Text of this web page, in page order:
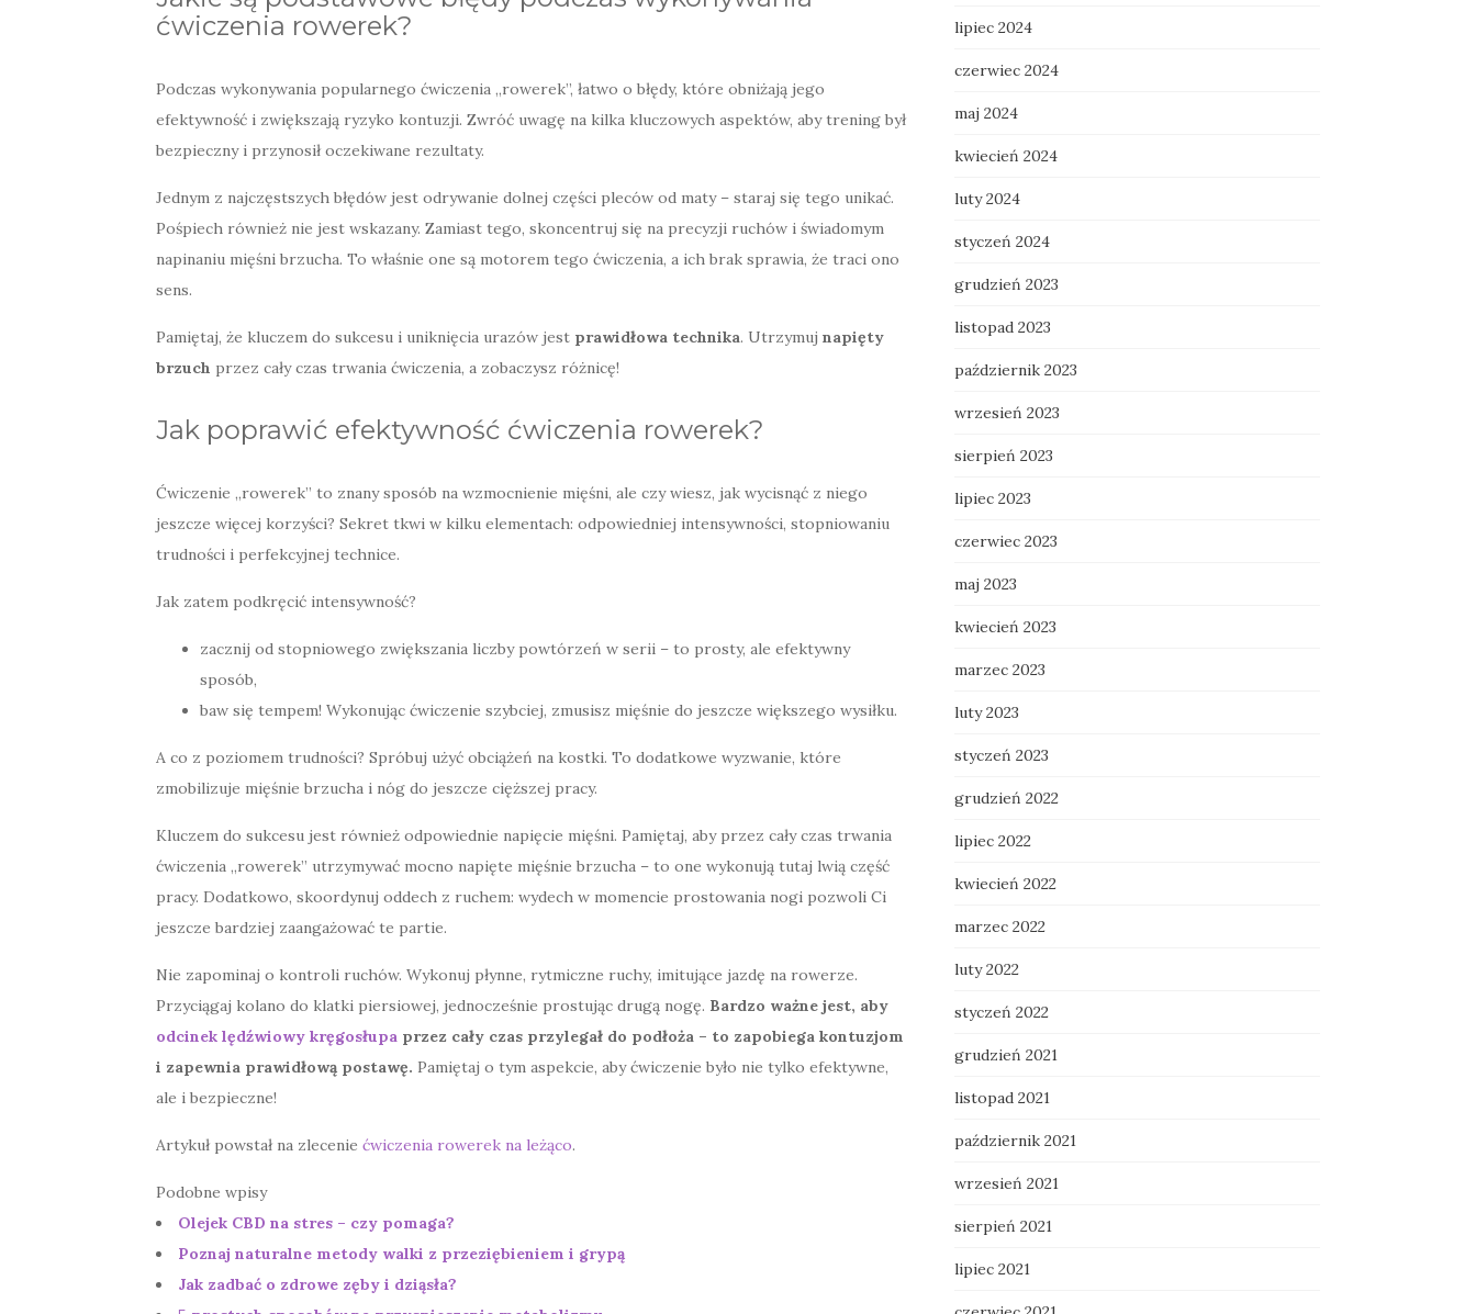
ćwiczenia rowerek?
Podczas wykonywania popularnego ćwiczenia „rowerek”, łatwo o błędy, które obniżają jego
efektywność i zwiększają ryzyko kontuzji. Zwróć uwagę na kilka kluczowych aspektów, aby trening był
bezpieczny i przynosił oczekiwane rezultaty.
Jednym z najczęstszych błędów jest odrywanie dolnej części pleców od maty – staraj się tego unikać.
Pośpiech również nie jest wskazany. Zamiast tego, skoncentruj się na precyzji ruchów i świadomym
napinaniu mięśni brzucha. To właśnie one są motorem tego ćwiczenia, a ich brak sprawia, że traci ono
sens.
Pamiętaj, że kluczem do sukcesu i uniknięcia urazów jest prawidłowa technika. Utrzymuj napięty
brzuch przez cały czas trwania ćwiczenia, a zobaczysz różnicę!
Jak poprawić efektywność ćwiczenia rowerek?
Ćwiczenie „rowerek” to znany sposób na wzmocnienie mięśni, ale czy wiesz, jak wycisnąć z niego
jeszcze więcej korzyści? Sekret tkwi w kilku elementach: odpowiedniej intensywności, stopniowaniu
trudności i perfekcyjnej technice.
Jak zatem podkręcić intensywność?
zacznij od stopniowego zwiększania liczby powtórzeń w serii – to prosty, ale efektywny
sposób,
baw się tempem! Wykonując ćwiczenie szybciej, zmusisz mięśnie do jeszcze większego wysiłku.
A co z poziomem trudności? Spróbuj użyć obciążeń na kostki. To dodatkowe wyzwanie, które
zmobilizuje mięśnie brzucha i nóg do jeszcze cięższej pracy.
Kluczem do sukcesu jest również odpowiednie napięcie mięśni. Pamiętaj, aby przez cały czas trwania
ćwiczenia „rowerek” utrzymywać mocno napięte mięśnie brzucha – to one wykonują tutaj lwią część
pracy. Dodatkowo, skoordynuj oddech z ruchem: wydech w momencie prostowania nogi pozwoli Ci
jeszcze bardziej zaangażować te partie.
Nie zapominaj o kontroli ruchów. Wykonuj płynne, rytmiczne ruchy, imitujące jazdę na rowerze.
Przyciągaj kolano do klatki piersiowej, jednocześnie prostując drugą nogę. Bardzo ważne jest, aby
odcinek lędźwiowy kręgosłupa przez cały czas przylegał do podłoża – to zapobiega kontuzjom
i zapewnia prawidłową postawę. Pamiętaj o tym aspekcie, aby ćwiczenie było nie tylko efektywne,
ale i bezpieczne!
Artykuł powstał na zlecenie ćwiczenia rowerek na leżąco.
Podobne wpisy
Olejek CBD na stres – czy pomaga?
Poznaj naturalne metody walki z przeziębieniem i grypą
Jak zadbać o zdrowe zęby i dziąsła?
lipiec 2024
czerwiec 2024
maj 2024
kwiecień 2024
luty 2024
styczeń 2024
grudzień 2023
listopad 2023
październik 2023
wrzesień 2023
sierpień 2023
lipiec 2023
czerwiec 2023
maj 2023
kwiecień 2023
marzec 2023
luty 2023
styczeń 2023
grudzień 2022
lipiec 2022
kwiecień 2022
marzec 2022
luty 2022
styczeń 2022
grudzień 2021
listopad 2021
październik 2021
wrzesień 2021
sierpień 2021
lipiec 2021